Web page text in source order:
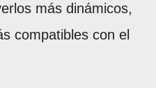
más dinámicos,
compatibles con el